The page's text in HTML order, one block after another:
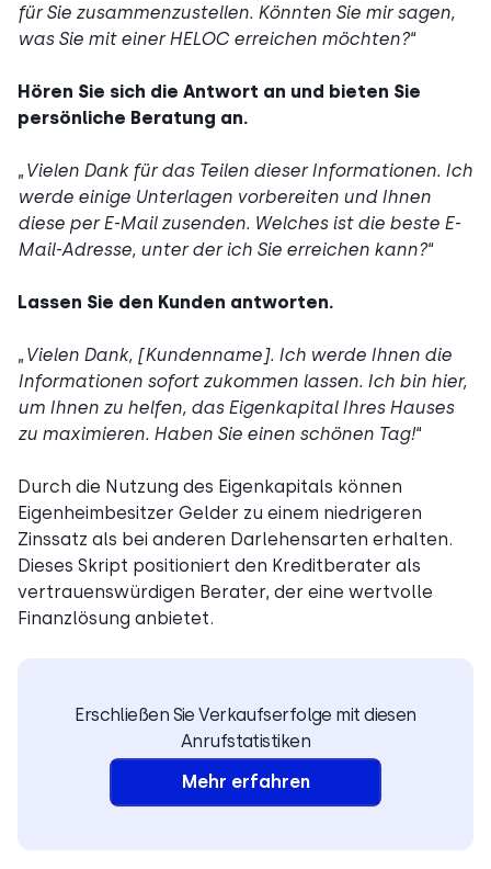
für Sie zusammenzustellen. Könnten Sie mir sagen,
was Sie mit einer HELOC erreichen möchten?“
Hören Sie sich die Antwort an und bieten Sie
persönliche Beratung an.
„ Vielen Dank für das Teilen dieser Informationen. Ich
werde einige Unterlagen vorbereiten und Ihnen
diese per E-Mail zusenden. Welches ist die beste E-
Mail-Adresse, unter der ich Sie erreichen kann?“
Lassen Sie den Kunden antworten.
„ Vielen Dank, [Kundenname]. Ich werde Ihnen die
Informationen sofort zukommen lassen. Ich bin hier,
um Ihnen zu helfen, das Eigenkapital Ihres Hauses
zu maximieren. Haben Sie einen schönen Tag!“
Durch die Nutzung des Eigenkapitals können
Eigenheimbesitzer Gelder zu einem niedrigeren
Zinssatz als bei anderen Darlehensarten erhalten.
Dieses Skript positioniert den Kreditberater als
vertrauenswürdigen Berater, der eine wertvolle
Finanzlösung anbietet.
Erschließen Sie Verkaufserfolge mit diesen
Anrufstatistiken
Mehr erfahren